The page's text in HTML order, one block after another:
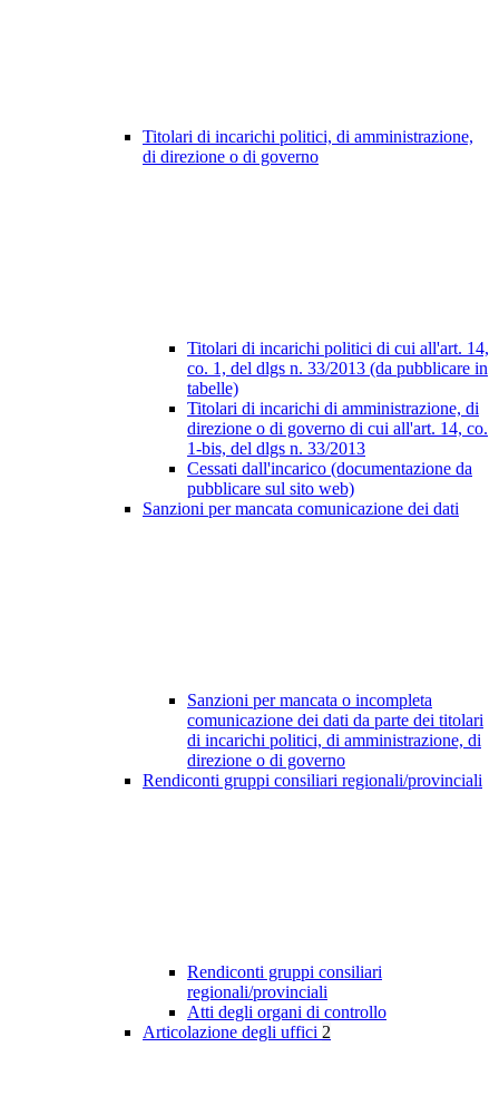
Titolari di incarichi politici, di amministrazione,
di direzione o di governo
Titolari di incarichi politici di cui all'art. 14,
co. 1, del dlgs n. 33/2013 (da pubblicare in
tabelle)
Titolari di incarichi di amministrazione, di
direzione o di governo di cui all'art. 14, co.
1-bis, del dlgs n. 33/2013
Cessati dall'incarico (documentazione da
pubblicare sul sito web)
Sanzioni per mancata comunicazione dei dati
Sanzioni per mancata o incompleta
comunicazione dei dati da parte dei titolari
di incarichi politici, di amministrazione, di
direzione o di governo
Rendiconti gruppi consiliari regionali/provinciali
Rendiconti gruppi consiliari
regionali/provinciali
Atti degli organi di controllo
Articolazione degli uffici 2